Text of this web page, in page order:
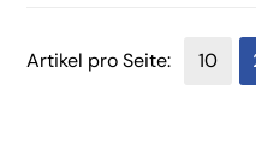
Artikel pro Seite: 10